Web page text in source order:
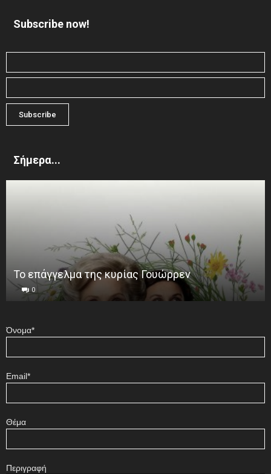
Subscribe now!
Σήμερα...
Το επάγγελμα της κυρίας Γουώρρεν
0
Όνομα*
Email*
Θέμα
Περιγραφή